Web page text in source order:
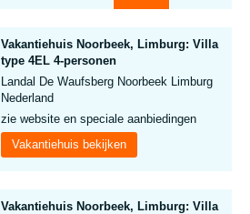
Vakantiehuis Noorbeek, Limburg: Villa
type 4EL 4-personen
Landal De Waufsberg Noorbeek Limburg
Nederland
zie website en speciale aanbiedingen
Vakantiehuis bekijken
Vakantiehuis Noorbeek, Limburg: Villa